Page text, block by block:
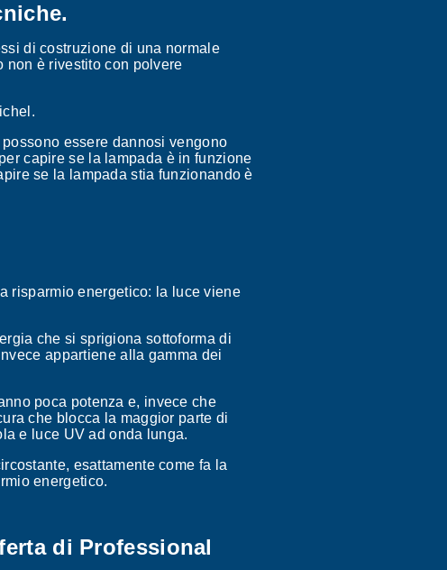
di costruzione di una normale
non è rivestito con polvere
essere dannosi vengono
capire se la lampada è in funzione
se la lampada stia funzionando è
risparmio energetico: la luce viene
che si sprigiona sottoforma di
appartiene alla gamma dei
poca potenza e, invece che
che blocca la maggior parte di
e luce UV ad onda lunga.
esattamente come fa la
energetico.
di Professional